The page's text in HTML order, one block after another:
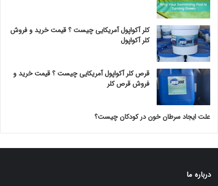
کلر آکواپول آمریکایی چیست ؟ قیمت خرید و فروش
کلر آکواپول
قرص کلر آکواپول آمریکایی چیست ؟ قیمت خرید و
فروش قرص کلر
علت ایجاد سرطان خون در کودکان چیست؟
درباره ما